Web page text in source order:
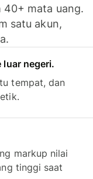
40+ mata uang.
satu akun,
luar negeri.
tempat, dan
markup nilai
tinggi saat